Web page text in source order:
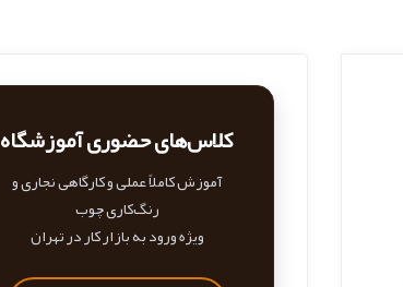
کلاس‌های حضوری آموزشگاه
آموزش کاملاً عملی و کارگاهی نجاری و
رنگ‌کاری چوب
ویژه ورود به بازار کار در تهران